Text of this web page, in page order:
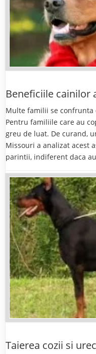
Beneficiile cainilor
Multe familii se confrunta
Pentru familiile care au
greu de luat. De curand,
Missouri a analizat acest
parintii, indiferent daca
Taierea cozii si